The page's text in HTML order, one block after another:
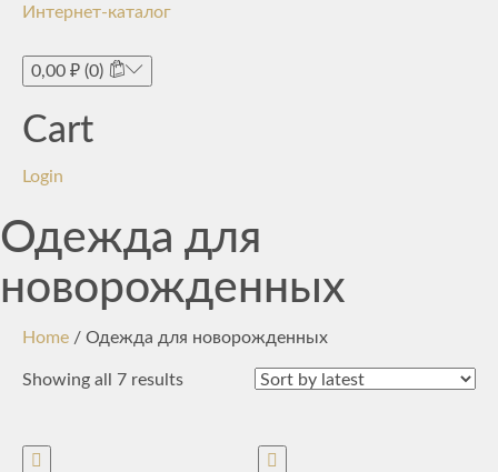
Интернет-каталог
0,00 ₽ (0)
Cart
Login
Одежда для
новорожденных
Home / Одежда для новорожденных
Showing all 7 results